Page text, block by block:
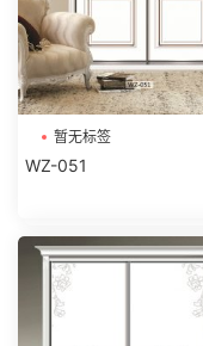
暂无标签
WZ-051